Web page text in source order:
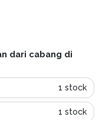
dari cabang di
1 stock
1 stock